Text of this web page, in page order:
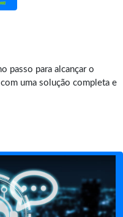
passo para alcançar o
uma solução completa e